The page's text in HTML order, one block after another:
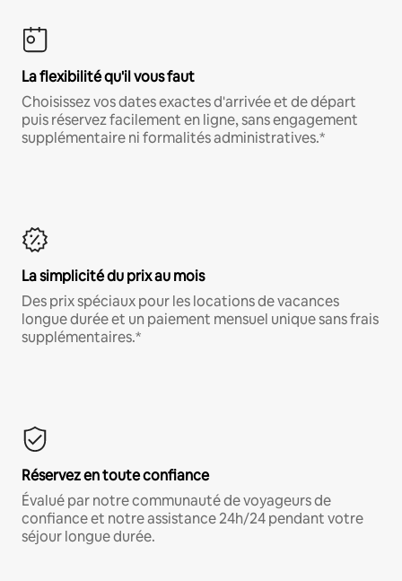
La flexibilité qu'il vous faut
Choisissez vos dates exactes d'arrivée et de départ
puis réservez facilement en ligne, sans engagement
supplémentaire ni formalités administratives.*
La simplicité du prix au mois
Des prix spéciaux pour les locations de vacances
longue durée et un paiement mensuel unique sans frais
supplémentaires.*
Réservez en toute confiance
Évalué par notre communauté de voyageurs de
confiance et notre assistance 24h/24 pendant votre
séjour longue durée.